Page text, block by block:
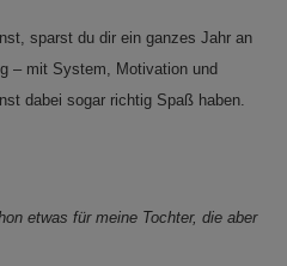
sparst du dir ein ganzes Jahr an
– mit System, Motivation und
dabei sogar richtig Spaß haben.
etwas für meine Tochter, die aber